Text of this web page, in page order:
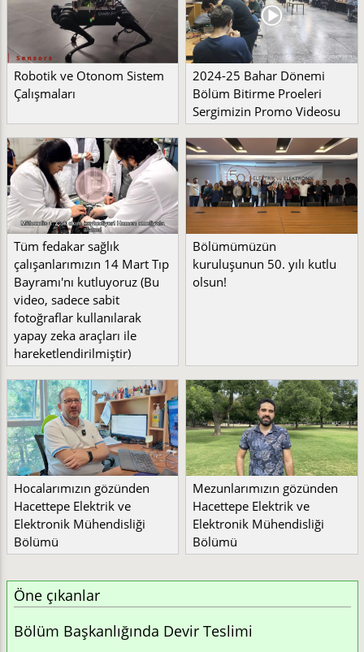
Robotik ve Otonom Sistem
Çalışmaları
2024-25 Bahar Dönemi
Bölüm Bitirme Proeleri
Sergimizin Promo Videosu
Tüm fedakar sağlık
çalışanlarımızın 14 Mart Tıp
Bayramı'nı kutluyoruz (Bu
video, sadece sabit
fotoğraflar kullanılarak
yapay zeka araçları ile
hareketlendirilmiştir)
Bölümümüzün
kuruluşunun 50. yılı kutlu
olsun!
Hocalarımızın gözünden
Hacettepe Elektrik ve
Elektronik Mühendisliği
Bölümü
Mezunlarımızın gözünden
Hacettepe Elektrik ve
Elektronik Mühendisliği
Bölümü
Öne çıkanlar
Bölüm Başkanlığında Devir Teslimi